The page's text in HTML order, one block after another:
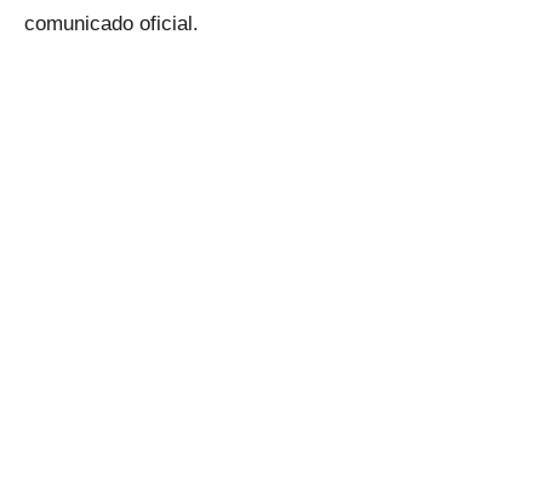
comunicado oficial.